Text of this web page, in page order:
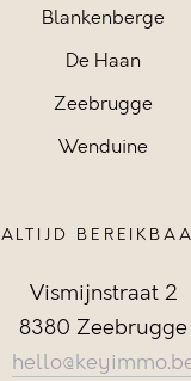
Blankenberge
De Haan
Zeebrugge
Wenduine
ALTIJD
Vismijnstraat 2
8380 Zeebrugge